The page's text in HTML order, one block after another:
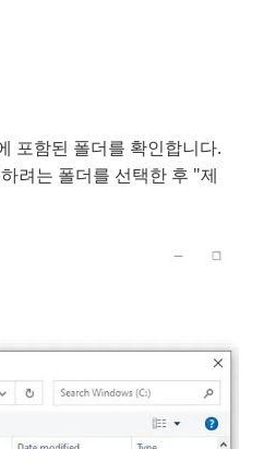
포함된 폴더를 확인합니다.
려는 폴더를 선택한 후 "제